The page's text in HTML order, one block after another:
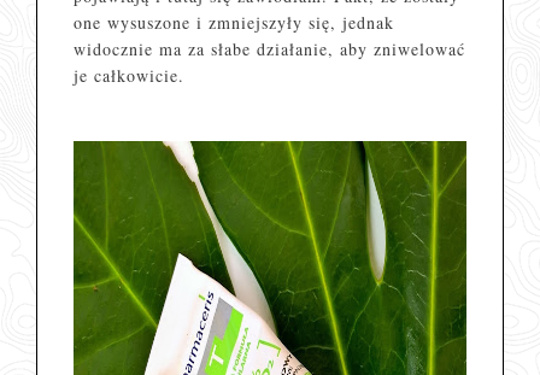
one wysuszone i zmniejszyły się, jednak
widocznie ma za słabe działanie, aby zniwelować
je całkowicie.